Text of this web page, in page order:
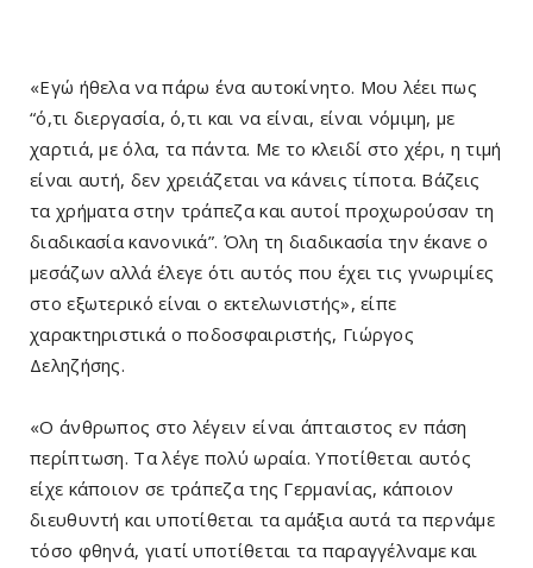
«Εγώ ήθελα να πάρω ένα αυτοκίνητο. Μου λέει πως
“ό,τι διεργασία, ό,τι και να είναι, είναι νόμιμη, με
χαρτιά, με όλα, τα πάντα. Με το κλειδί στο χέρι, η τιμή
είναι αυτή, δεν χρειάζεται να κάνεις τίποτα. Βάζεις
τα χρήματα στην τράπεζα και αυτοί προχωρούσαν τη
διαδικασία κανονικά”. Όλη τη διαδικασία την έκανε ο
μεσάζων αλλά έλεγε ότι αυτός που έχει τις γνωριμίες
στο εξωτερικό είναι ο εκτελωνιστής», είπε
χαρακτηριστικά ο ποδοσφαιριστής, Γιώργος
Δεληζήσης.
«Ο άνθρωπος στο λέγειν είναι άπταιστος εν πάση
περίπτωση. Τα λέγε πολύ ωραία. Υποτίθεται αυτός
είχε κάποιον σε τράπεζα της Γερμανίας, κάποιον
διευθυντή και υποτίθεται τα αμάξια αυτά τα περνάμε
τόσο φθηνά, γιατί υποτίθεται τα παραγγέλναμε και